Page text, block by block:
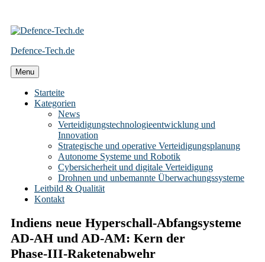
Skip
content
Defence-Tech.de
Menu
Starteite
Kategorien
News
Verteidigungstechnologieentwicklung und
Innovation
Strategische und operative Verteidigungsplanung
Autonome Systeme und Robotik
Cybersicherheit und digitale Verteidigung
Drohnen und unbemannte Überwachungssysteme
Leitbild & Qualität
Kontakt
Indiens neue Hyperschall‑Abfangsysteme
AD‑AH und AD‑AM: Kern der
Phase‑III‑Raketenabwehr